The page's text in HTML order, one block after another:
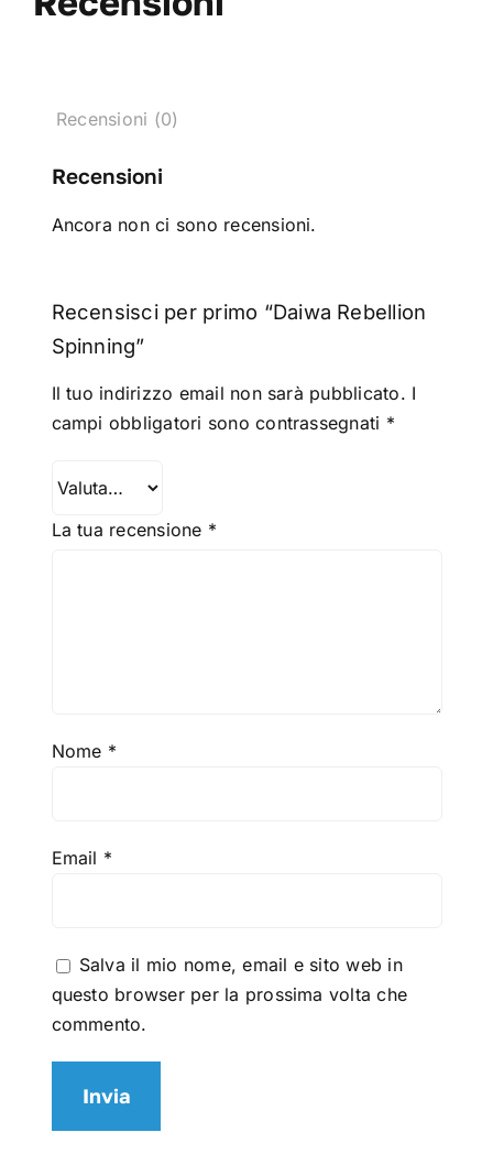
Recensioni (0)
Recensioni
Ancora non ci sono recensioni.
Recensisci per primo “Daiwa Rebellion
Spinning”
Il tuo indirizzo email non sarà pubblicato. I
campi obbligatori sono contrassegnati *
La tua recensione *
Nome *
Email *
Salva il mio nome, email e sito web in
questo browser per la prossima volta che
commento.